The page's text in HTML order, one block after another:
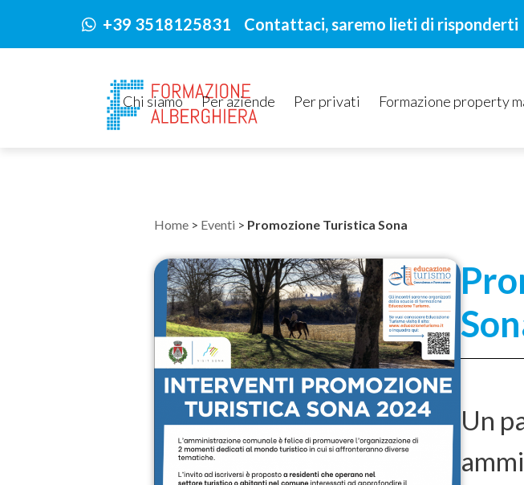
+39 3518125831 Contattaci, saremo lieti di risponderti
Chi siamo Per aziende Per privati Formazione property
Home > Eventi > Promozione Turistica Sona
Un